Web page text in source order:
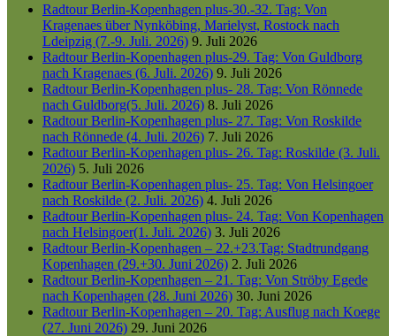
Radtour Berlin-Kopenhagen plus-30.-32. Tag: Von
Kragenaes über Nynköbing, Marielyst, Rostock nach
Ldeipzig (7.-9. Juli. 2026) 9. Juli 2026
Radtour Berlin-Kopenhagen plus-29. Tag: Von Guldborg
nach Kragenaes (6. Juli. 2026) 9. Juli 2026
Radtour Berlin-Kopenhagen plus- 28. Tag: Von Rönnede
nach Guldborg(5. Juli. 2026) 8. Juli 2026
Radtour Berlin-Kopenhagen plus- 27. Tag: Von Roskilde
nach Rönnede (4. Juli. 2026) 7. Juli 2026
Radtour Berlin-Kopenhagen plus- 26. Tag: Roskilde (3. Juli.
2026) 5. Juli 2026
Radtour Berlin-Kopenhagen plus- 25. Tag: Von Helsingoer
nach Roskilde (2. Juli. 2026) 4. Juli 2026
Radtour Berlin-Kopenhagen plus- 24. Tag: Von Kopenhagen
nach Helsingoer(1. Juli. 2026) 3. Juli 2026
Radtour Berlin-Kopenhagen – 22.+23.Tag: Stadtrundgang
Kopenhagen (29.+30. Juni 2026) 2. Juli 2026
Radtour Berlin-Kopenhagen – 21. Tag: Von Ströby Egede
nach Kopenhagen (28. Juni 2026) 30. Juni 2026
Radtour Berlin-Kopenhagen – 20. Tag: Ausflug nach Koege
(27. Juni 2026) 29. Juni 2026